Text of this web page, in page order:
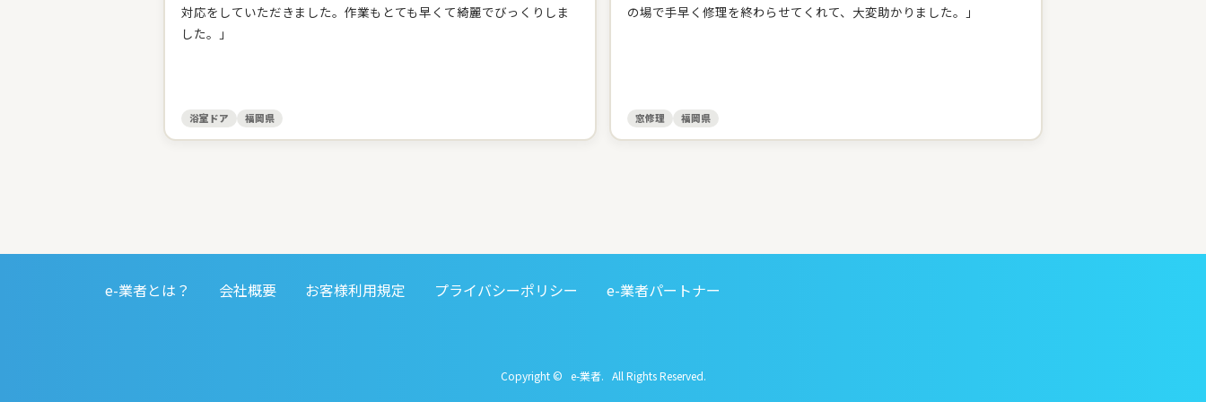
対応をしていただきました。作業もとても早くて綺麗でびっくりしま
した。」
浴室ドア 福岡県
の場で手早く修理を終わらせてくれて、大変助かりました。」
窓修理 福岡県
e-業者とは？ 会社概要 お客様利用規定 プライバシーポリシー e-業者パートナー
Copyright © e-業者. All Rights Reserved.